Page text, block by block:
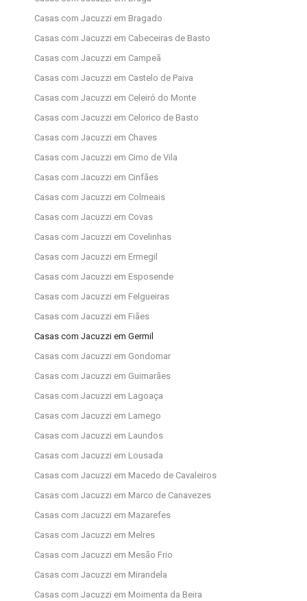
Casas com Jacuzzi em Bragado
Casas com Jacuzzi em Cabeceiras de Basto
Casas com Jacuzzi em Campeã
Casas com Jacuzzi em Castelo de Paiva
Casas com Jacuzzi em Celeiró do Monte
Casas com Jacuzzi em Celorico de Basto
Casas com Jacuzzi em Chaves
Casas com Jacuzzi em Cimo de Vila
Casas com Jacuzzi em Cinfães
Casas com Jacuzzi em Colmeais
Casas com Jacuzzi em Covas
Casas com Jacuzzi em Covelinhas
Casas com Jacuzzi em Ermegil
Casas com Jacuzzi em Esposende
Casas com Jacuzzi em Felgueiras
Casas com Jacuzzi em Fiães
Casas com Jacuzzi em Germil
Casas com Jacuzzi em Gondomar
Casas com Jacuzzi em Guimarães
Casas com Jacuzzi em Lagoaça
Casas com Jacuzzi em Lamego
Casas com Jacuzzi em Laundos
Casas com Jacuzzi em Lousada
Casas com Jacuzzi em Macedo de Cavaleiros
Casas com Jacuzzi em Marco de Canavezes
Casas com Jacuzzi em Mazarefes
Casas com Jacuzzi em Melres
Casas com Jacuzzi em Mesão Frio
Casas com Jacuzzi em Mirandela
Casas com Jacuzzi em Moimenta da Beira